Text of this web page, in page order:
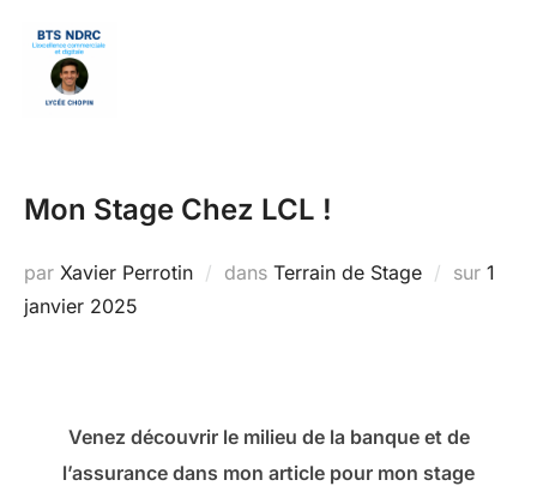
contenu
Mon Stage Chez LCL !
par Xavier Perrotin dans Terrain de Stage sur 1
janvier 2025
Venez découvrir le milieu de la banque et de
l’assurance dans mon article pour mon stage